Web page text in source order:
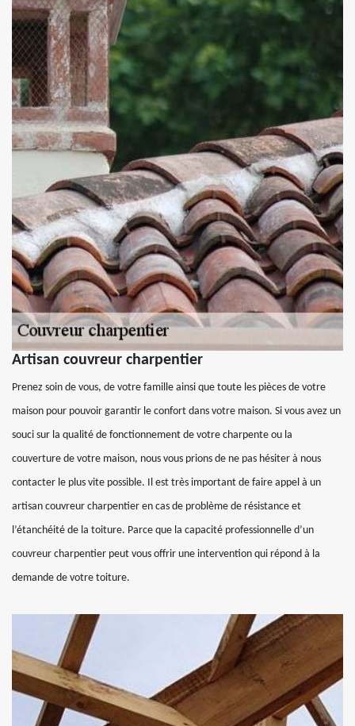
Artisan couvreur charpentier
Prenez soin de vous, de votre famille ainsi que toute les pièces de votre
maison pour pouvoir garantir le confort dans votre maison. Si vous avez un
souci sur la qualité de fonctionnement de votre charpente ou la
couverture de votre maison, nous vous prions de ne pas hésiter à nous
contacter le plus vite possible. Il est très important de faire appel à un
artisan couvreur charpentier en cas de problème de résistance et
l’étanchéité de la toiture. Parce que la capacité professionnelle d’un
couvreur charpentier peut vous offrir une intervention qui répond à la
demande de votre toiture.